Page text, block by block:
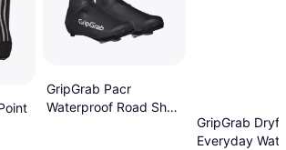
GripGrab Pacr
Waterproof Road Shoe
GripGrab
Everyday